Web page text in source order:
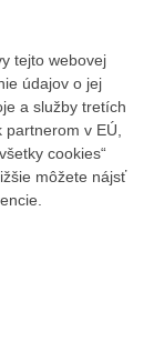
tejto webovej
údajov o jej
a služby tretích
v EÚ,
cookies“
môžete nájsť